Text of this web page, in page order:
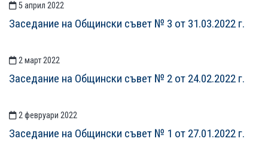
5 април 2022
Заседание на Общински съвет № 3 от 31.03.2022 г.
2 март 2022
Заседание на Общински съвет № 2 от 24.02.2022 г.
2 февруари 2022
Заседание на Общински съвет № 1 от 27.01.2022 г.